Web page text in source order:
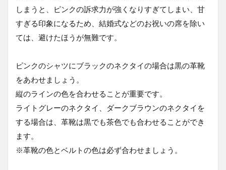
しまうと、ピンクの訴求力が強くなりすぎてしまい、甘
すぎる印象になるため、結婚式などのお祝いの席を除い
ては、避けたほうが無難です。
ピンクのシャツにブラックのネクタイの場合は黒の革靴
をあわせましょう。
縦のラインの色を合わせることが重要です。
ライトグレーのネクタイ、ダークブラウンのネクタイを
する場合は、革靴は黒でも茶色でも合わせることができ
ます。
※革靴の色とベルトの色は必ず合わせましょう。